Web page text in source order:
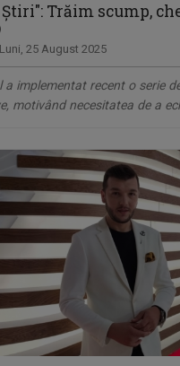
Știri": Trăim scump,
25 August 2025
a implementat recent o serie
motivând necesitatea de a